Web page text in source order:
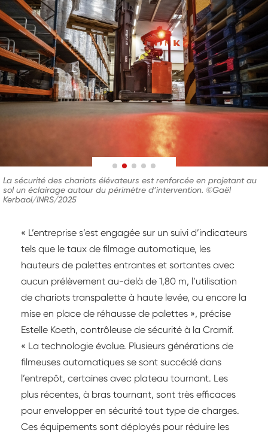
La sécurité des chariots élévateurs est renforcée en projetant au
sol un éclairage autour du périmètre d’intervention. ©Gaël
Kerbaol/INRS/2025
« L’entreprise s’est engagée sur un suivi d’indicateurs
tels que le taux de filmage automatique, les
hauteurs de palettes entrantes et sortantes avec
aucun prélèvement au-delà de 1,80 m, l’utilisation
de chariots transpalette à haute levée, ou encore la
mise en place de réhausse de palettes », précise
Estelle Koeth, contrôleuse de sécurité à la Cramif.
« La technologie évolue. Plusieurs générations de
filmeuses automatiques se sont succédé dans
l’entrepôt, certaines avec plateau tournant. Les
plus récentes, à bras tournant, sont très efficaces
pour envelopper en sécurité tout type de charges.
Ces équipements sont déployés pour réduire les